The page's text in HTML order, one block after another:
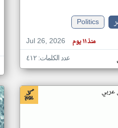
Politics
Jul 26, 2026
منذ ١١ يوم
عدد الكلمات: ٤١٢
عربي